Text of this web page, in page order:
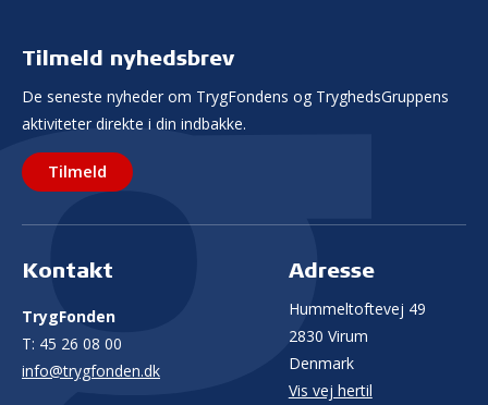
Tilmeld nyhedsbrev
De seneste nyheder om TrygFondens og TryghedsGruppens
aktiviteter direkte i din indbakke.
Tilmeld
Kontakt
TrygFonden
T: 45 26 08 00
info@trygfonden.dk
Adresse
Hummeltoftevej 49
2830 Virum
Denmark
Vis vej hertil